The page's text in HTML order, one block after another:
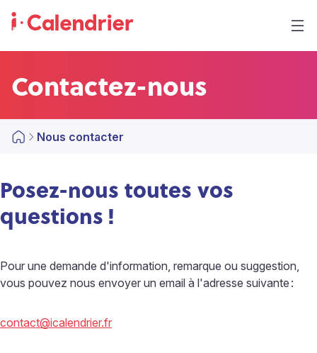
Contactez-nous
Nous contacter
Posez-nous toutes vos
questions !
Pour une demande d'information, remarque ou suggestion,
vous pouvez nous envoyer un email à l'adresse suivante :
contact@icalendrier.fr